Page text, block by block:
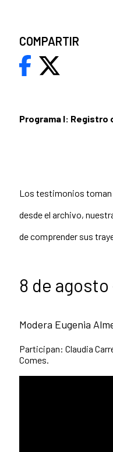
Programa I: Registro
Los testimonios toman
desde el archivo,
de comprender sus
8 de agosto
Modera Eugenia
Participan: Claudia
Comes.
COMPARTIR